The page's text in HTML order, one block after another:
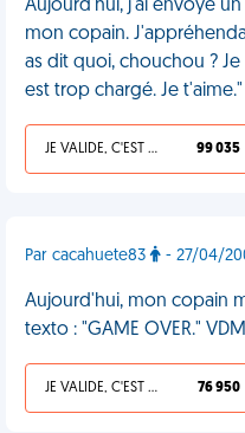
Aujourd'hui, j'ai envoyé
mon copain.
as dit quoi, chouchou ?
est trop chargé. Je t'aime."
JE VALIDE, C'EST UNE VDM 99 035
Par cacahuete83 - 27/04/
Aujourd'hui, mon copain
texto : "GAME OVER." VDM
JE VALIDE, C'EST UNE VDM 76 950